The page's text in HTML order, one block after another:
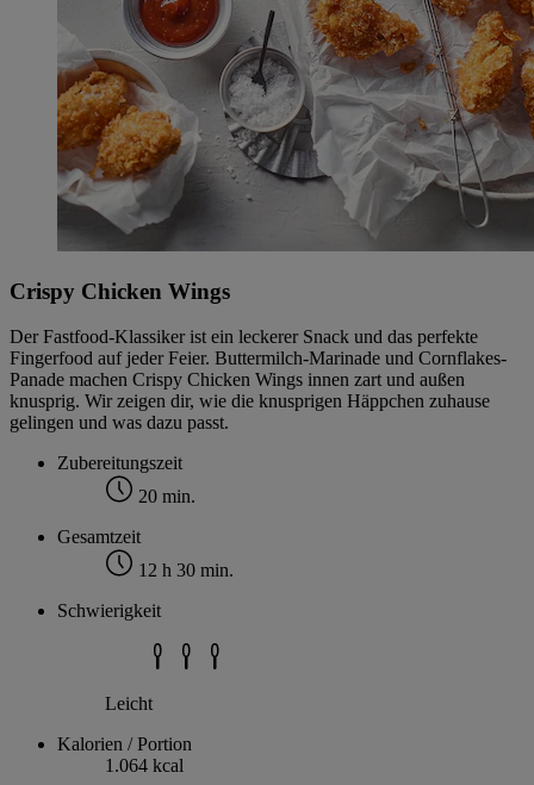
Crispy Chicken Wings
Der Fastfood-Klassiker ist ein leckerer Snack und das perfekte
Fingerfood auf jeder Feier. Buttermilch-Marinade und Cornflakes-
Panade machen Crispy Chicken Wings innen zart und außen
knusprig. Wir zeigen dir, wie die knusprigen Häppchen zuhause
gelingen und was dazu passt.
Zubereitungszeit
20 min.
Gesamtzeit
12 h 30 min.
Schwierigkeit
Leicht
Kalorien / Portion
1.064 kcal